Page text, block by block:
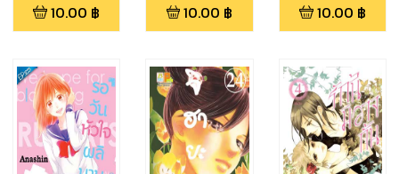
10.00 ฿ 10.00 ฿ 10.00 ฿